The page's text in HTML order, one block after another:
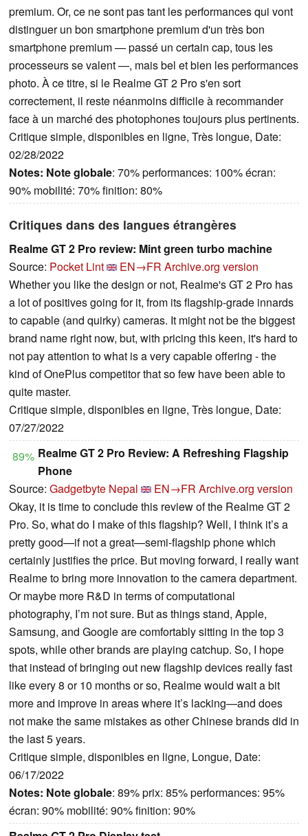
premium. Or, ce ne sont pas tant les performances qui vont
distinguer un bon smartphone premium d'un très bon
smartphone premium — passé un certain cap, tous les
processeurs se valent —, mais bel et bien les performances
photo. À ce titre, si le Realme GT 2 Pro s'en sort
correctement, il reste néanmoins difficile à recommander
face à un marché des photophones toujours plus pertinents.
Critique simple, disponibles en ligne, Très longue, Date:
02/28/2022
Notes: Note globale: 70% performances: 100% écran:
90% mobilité: 70% finition: 80%
Critiques dans des langues étrangères
Realme GT 2 Pro review: Mint green turbo machine
Source: Pocket Lint EN→FR Archive.org version
Whether you like the design or not, Realme's GT 2 Pro has
a lot of positives going for it, from its flagship-grade innards
to capable (and quirky) cameras. It might not be the biggest
brand name right now, but, with pricing this keen, it's hard to
not pay attention to what is a very capable offering - the
kind of OnePlus competitor that so few have been able to
quite master.
Critique simple, disponibles en ligne, Très longue, Date:
07/27/2022
89% Realme GT 2 Pro Review: A Refreshing Flagship
Phone
Source: Gadgetbyte Nepal EN→FR Archive.org version
Okay, it is time to conclude this review of the Realme GT 2
Pro. So, what do I make of this flagship? Well, I think it’s a
pretty good—if not a great—semi-flagship phone which
certainly justifies the price. But moving forward, I really want
Realme to bring more innovation to the camera department.
Or maybe more R&D in terms of computational
photography, I’m not sure. But as things stand, Apple,
Samsung, and Google are comfortably sitting in the top 3
spots, while other brands are playing catchup. So, I hope
that instead of bringing out new flagship devices really fast
like every 8 or 10 months or so, Realme would wait a bit
more and improve in areas where it’s lacking—and does
not make the same mistakes as other Chinese brands did in
the last 5 years.
Critique simple, disponibles en ligne, Longue, Date:
06/17/2022
Notes: Note globale: 89% prix: 85% performances: 95%
écran: 90% mobilité: 90% finition: 90%